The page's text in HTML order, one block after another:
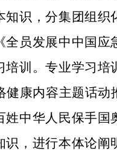
知识，分集团组织
员发展中中国应
培训。专业学习培
健康内容主题话动
姓中华人民保手国
识，进行本体论阐